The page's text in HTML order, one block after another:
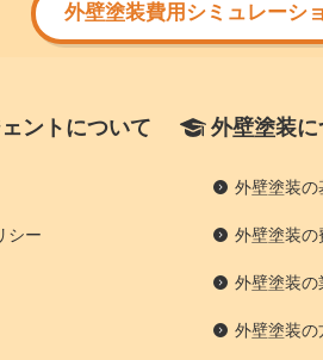
外壁塗装費用シミュレーシ
ントについて
シー
外壁塗装
外壁塗装の
外壁塗装の
外壁塗装の
外壁塗装の